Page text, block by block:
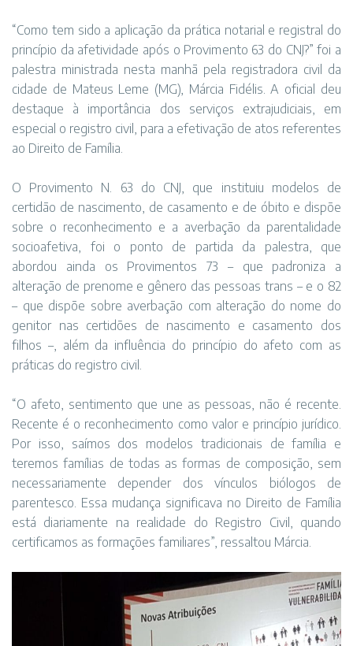
“Como tem sido a aplicação da prática notarial e registral do
princípio da afetividade após o Provimento 63 do CNJ?” foi a
palestra ministrada nesta manhã pela registradora civil da
cidade de Mateus Leme (MG), Márcia Fidélis. A oficial deu
destaque à importância dos serviços extrajudiciais, em
especial o registro civil, para a efetivação de atos referentes
ao Direito de Família.
O Provimento N. 63 do CNJ, que instituiu modelos de
certidão de nascimento, de casamento e de óbito e dispõe
sobre o reconhecimento e a averbação da parentalidade
socioafetiva, foi o ponto de partida da palestra, que
abordou ainda os Provimentos 73 – que padroniza a
alteração de prenome e gênero das pessoas trans – e o 82
– que dispõe sobre averbação com alteração do nome do
genitor nas certidões de nascimento e casamento dos
filhos –, além da influência do princípio do afeto com as
práticas do registro civil.
“O afeto, sentimento que une as pessoas, não é recente.
Recente é o reconhecimento como valor e princípio jurídico.
Por isso, saímos dos modelos tradicionais de família e
teremos famílias de todas as formas de composição, sem
necessariamente depender dos vínculos biólogos de
parentesco. Essa mudança significava no Direito de Família
está diariamente na realidade do Registro Civil, quando
certificamos as formações familiares”, ressaltou Márcia.